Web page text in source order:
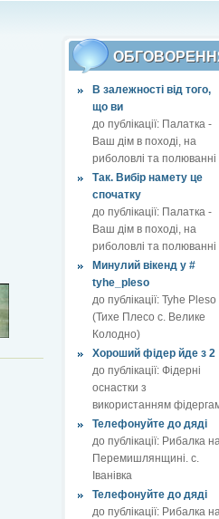
В залежності від того,
що ви
до публікації: Палатка -
Ваш дім в поході, на
риболовлі та полюванні
Так. Вибір намету це
спочатку
до публікації: Палатка -
Ваш дім в поході, на
риболовлі та полюванні
Минулий вікенд у #
tyhe_pleso
до публікації: Tyhe Pleso
(Тихе Плесо с. Велике
Колодно)
Хороший фідер йде з 2
до публікації: Фідерні
оснастки з
використанням
Телефонуйте до дяді
до публікації: Рибалка
Перемишлянщині. с.
Іванівка
Телефонуйте до дяді
до публікації: Рибалка